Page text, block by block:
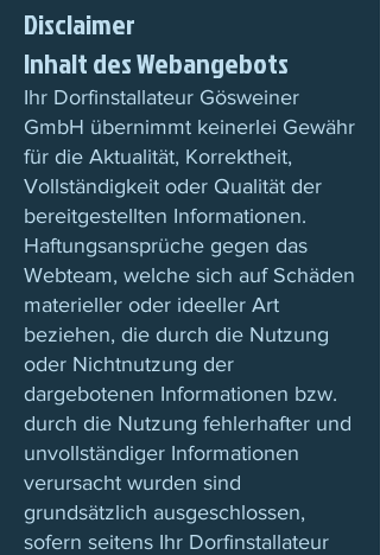
Disclaimer
Inhalt des Webangebots
Ihr Dorfinstallateur Gösweiner
GmbH übernimmt keinerlei Gewähr
für die Aktualität, Korrektheit,
Vollständigkeit oder Qualität der
bereitgestellten Informationen.
Haftungsansprüche gegen das
Webteam, welche sich auf Schäden
materieller oder ideeller Art
beziehen, die durch die Nutzung
oder Nichtnutzung der
dargebotenen Informationen bzw.
durch die Nutzung fehlerhafter und
unvollständiger Informationen
verursacht wurden sind
grundsätzlich ausgeschlossen,
sofern seitens Ihr Dorfinstallateur